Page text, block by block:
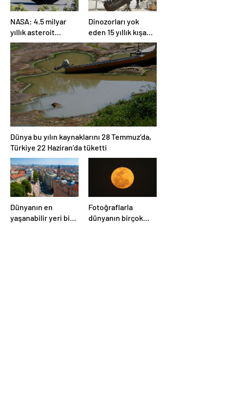
NASA: 4.5 milyar
yıllık asteroit
örnekleri Dünya’ya
getirildi; yaşamın
başlangıcına ışık
tutabilir
Dinozorları yok
eden 15 yıllık kışa
asteroit tozu neden
oldu | Araştırma
Dünya bu yılın kaynaklarını 28 Temmuz’da,
Türkiye 22 Haziran’da tüketti
Dünyanın en
yaşanabilir yeri bir
Fotoğraflarla
dünyanın birçok